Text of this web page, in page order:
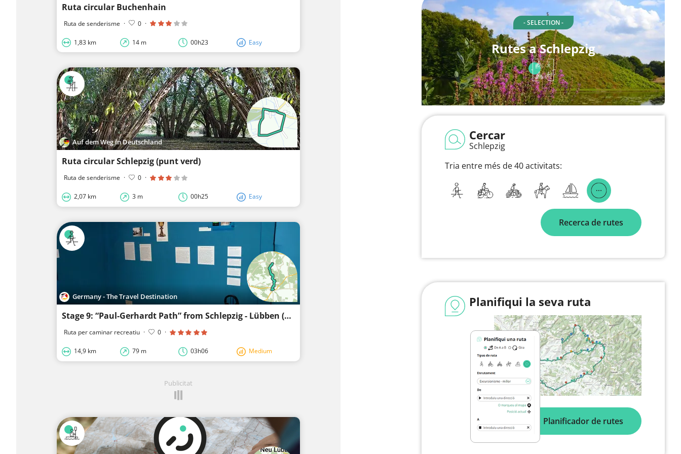
Ruta circular Buchenhain
Ruta de senderisme · 0 ·
1,83 km 14 m 00h23 Easy
Auf dem Weg in Deutschland
Ruta circular Schlepzig (punt verd)
Ruta de senderisme · 0 ·
2,07 km 3 m 00h25 Easy
Germany - The Travel Destination
Stage 9: “Paul-Gerhardt Path” from Schlepzig - Lübben (Spreewald)
Ruta per caminar recreatiu · 0 ·
14,9 km 79 m 03h06 Medium
Publicitat
- SELECTION -
Rutes a Schlepzig
Cercar
Schlepzig
Tria entre més de 40 activitats:
Recerca de rutes
Planifiqui la seva ruta
Planificador de rutes